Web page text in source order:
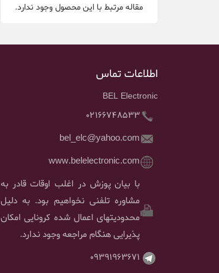
مقاله مرتبط با این محصول وجود ندارد.
اطلاعات تماس
BEL Electronic
02166748533
bel_elc@yahoo.com
www.belelectronic.com
با بیان پوزش در اغلب اوقات قادر به
مشاوره تلفنی نخواهیم بود. به دلیل
محدودیتهای اعمال شده کرونایی امکان
پذیرایی هنگام مراجعه وجود ندارد.
09391963671